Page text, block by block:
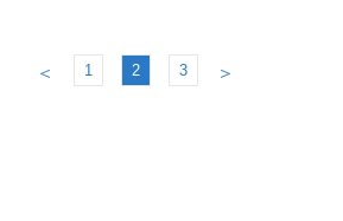
＜ 1 2 3 ＞